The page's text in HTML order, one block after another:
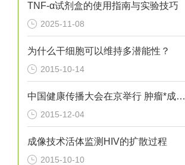
TNF-α试剂盒的使用指南与实验技巧
2025-11-08
为什么干细胞可以维持多潜能性？
2015-10-14
中国健康传播大会在京举行 肿瘤*成为热议焦点
2015-12-04
成像技术活体监测HIV的扩散过程
2015-10-10